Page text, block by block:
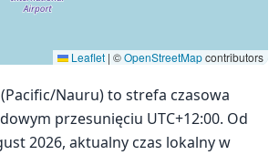
Leaflet | ©OpenStreetMapcontributors
Nauru) to strefa czasowa
przesunięciu UTC+12:00. Od
2026, aktualny czas lokalny w